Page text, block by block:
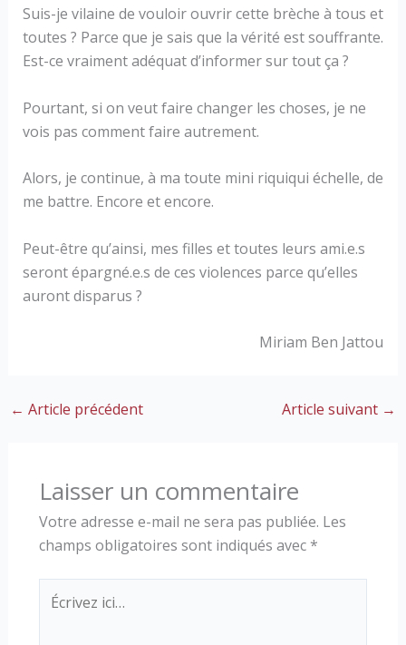
Suis-je vilaine de vouloir ouvrir cette brèche à tous et
toutes ? Parce que je sais que la vérité est souffrante.
Est-ce vraiment adéquat d’informer sur tout ça ?
Pourtant, si on veut faire changer les choses, je ne
vois pas comment faire autrement.
Alors, je continue, à ma toute mini riquiqui échelle, de
me battre. Encore et encore.
Peut-être qu’ainsi, mes filles et toutes leurs ami.e.s
seront épargné.e.s de ces violences parce qu’elles
auront disparus ?
Miriam Ben Jattou
← Article précédent Article suivant →
Laisser un commentaire
Votre adresse e-mail ne sera pas publiée. Les
champs obligatoires sont indiqués avec *
Écrivez
ici…